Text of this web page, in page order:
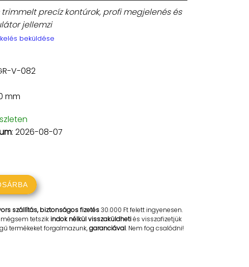
trimmelt precíz kontúrok, profi megjelenés és
jellemzi
beküldése
V-082
mm
: 2026-08-07
szállítás, biztonságos fizetés30.000 Ft felett ingyenesen.
tetszikindok nélkül visszaküldhetiés visszafizetjük
termékeket forgalmazunk,garanciával. Nem fog csalódni!